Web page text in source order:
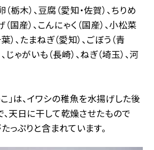
栃木）、豆腐（愛知・佐賀）、ちりめ
（国産）、こんにゃく（国産）、小松菜
）、たまねぎ（愛知）、ごぼう（青
じゃがいも（長崎）、ねぎ（埼玉）、河
」は、イワシの稚魚を水揚げした後
、天日に干して乾燥させたもので
っぷりと含まれています。